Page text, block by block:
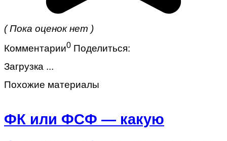
( Пока оценок нет )
Комментарии0 Поделиться:
Загрузка ...
Похожие материалы
ФК или ФСФ — какую